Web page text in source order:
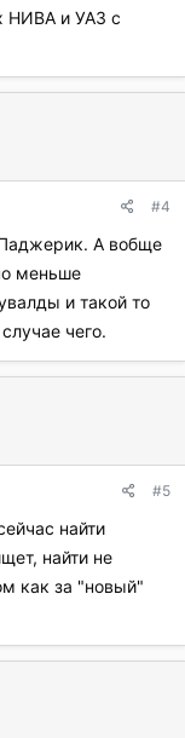
НИВА и УАЗ с
#4
А вобще
меньше
и такой то
чего.
#5
найти
найти не
как за "новый"